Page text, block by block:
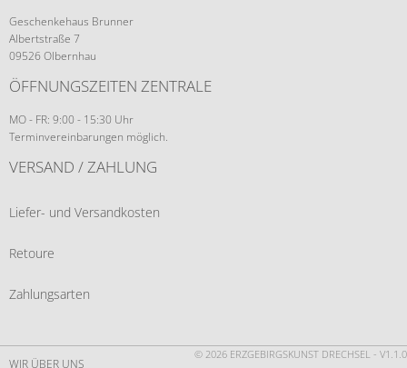
Geschenkehaus Brunner
Albertstraße 7
09526 Olbernhau
ÖFFNUNGSZEITEN ZENTRALE
MO - FR: 9:00 - 15:30 Uhr
Terminvereinbarungen möglich.
VERSAND / ZAHLUNG
Liefer- und Versandkosten
Retoure
Zahlungsarten
© 2026 ERZGEBIRGSKUNST DRECHSEL - V1.1.0
WIR ÜBER UNS